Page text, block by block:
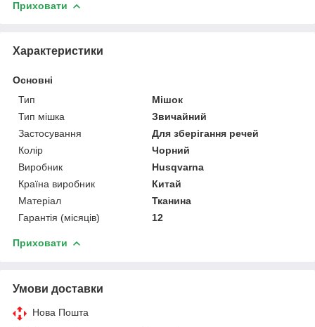
Приховати
Характеристики
Основні
Тип
Мішок
Тип мішка
Звичайний
Застосування
Для зберігання речей
Колір
Чорний
Виробник
Husqvarna
Країна виробник
Китай
Матеріал
Тканина
Гарантія (місяців)
12
Приховати
Умови доставки
Нова Пошта